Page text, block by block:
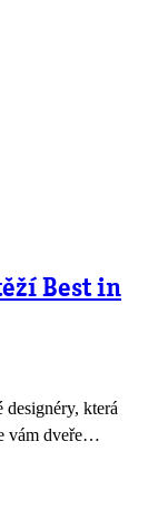
Best in
která
vám dveře…